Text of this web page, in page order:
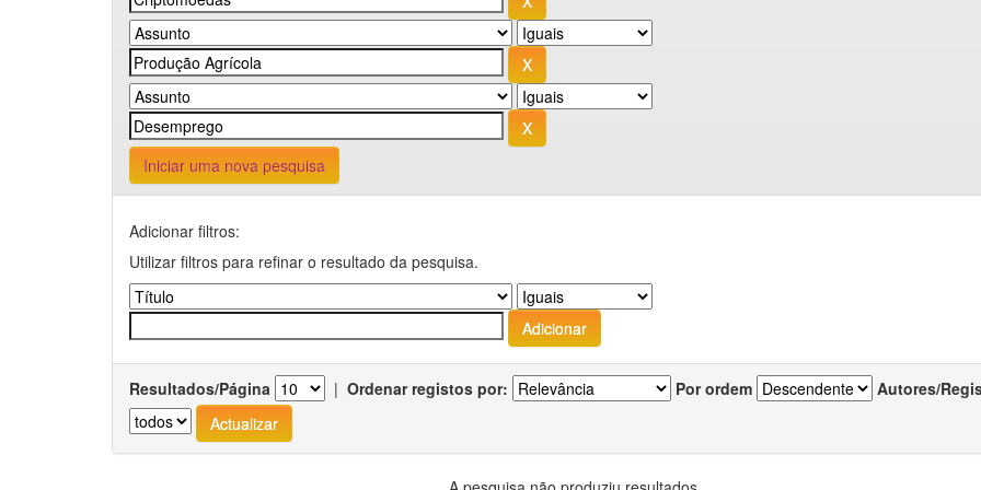
Iniciar uma nova pesquisa
Adicionar filtros:
Utilizar filtros para refinar o resultado da pesquisa.
Resultados/Página | Ordenar registos por: Por ordem Autores/